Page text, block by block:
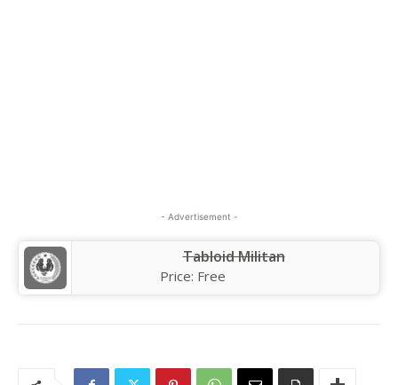
- Advertisement -
Tabloid Militan
Price: Free